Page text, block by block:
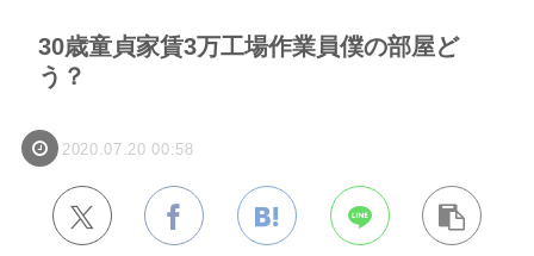
30歳童貞家賃3万工場作業員僕の部屋ど
う？
2020.07.20 00:58